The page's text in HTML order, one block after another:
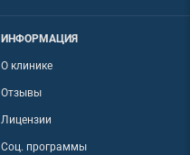
ИНФОРМАЦИЯ
О клинике
Отзывы
Лицензии
Соц. программы